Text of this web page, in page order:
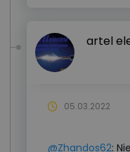
artel
05.03.2022
@Zhandos62: